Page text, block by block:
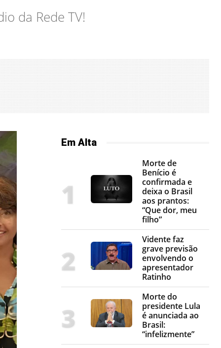
da Rede TV!
Em Alta
Morte de
Benício é
confirmada e
deixa o Brasil
aos prantos:
“Que dor, meu
filho”
Vidente faz
grave previsão
envolvendo o
apresentador
Ratinho
Morte do
presidente Lula
é anunciada ao
Brasil:
“infelizmente”